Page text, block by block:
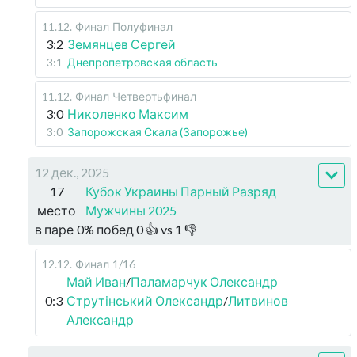
11.12. Финал Полуфинал
3:2 Земянцев Сергей
3:1 Днепропетровская область
11.12. Финал Четвертьфинал
3:0 Николенко Максим
3:0 Запорожская Скала (Запорожье)
12 дек., 2025
17
место
Кубок Украины Парный Разряд
Мужчины 2025
в паре 0% побед 0👍 vs 1 👎
12.12. Финал 1/16
0:3
Май Иван/Паламарчук Олександр
Струтінський Олександр/Литвинов
Александр